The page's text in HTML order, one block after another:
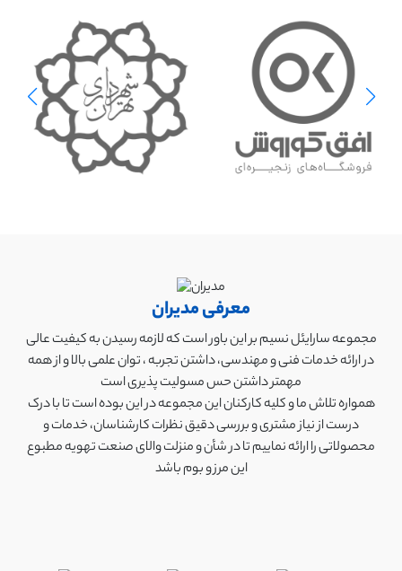
معرفی مدیران
مجموعه سارایئل نسیم بر این باور است که لازمه رسیدن به کیفیت عالی
در ارائه خدمات فنی و مهندسی، داشتن تجربه ، توان علمی بالا و از همه
مهمتر داشتن حس مسولیت پذیری است
همواره تلاش ما و کلیه کارکنان این مجموعه در این بوده است تا با درک
درست از نیاز مشتری و بررسی دقیق نظرات کارشناسان، خدمات و
محصولاتی را ارائه نماییم تا در شأن و منزلت والای صنعت تهویه مطبوع
این مرز و بوم باشد